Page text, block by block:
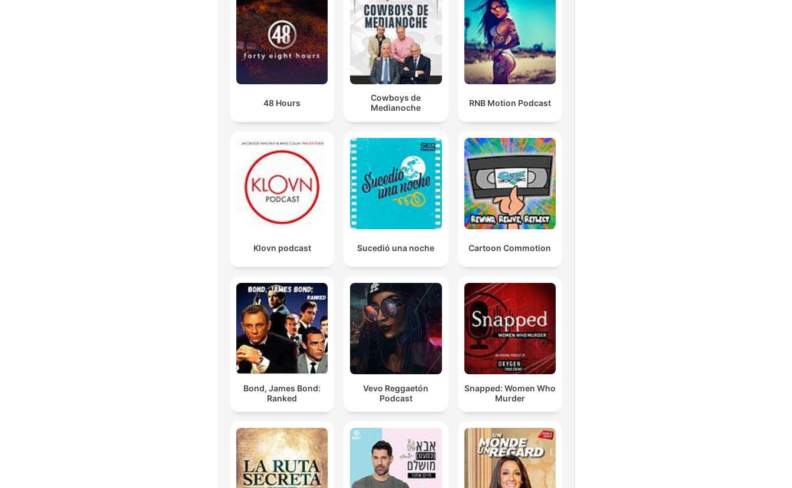
48 Hours
Cowboys de
Medianoche
RNB Motion Podcast
Klovn podcast Sucedió una noche Cartoon Commotion
Bond, James Bond:
Ranked
Vevo Reggaetón
Podcast
Snapped: Women Who
Murder